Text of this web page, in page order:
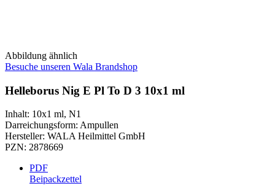
Abbildung ähnlich
Besuche unseren Wala Brandshop
Helleborus Nig E Pl To D 3 10x1 ml
Inhalt: 10x1 ml, N1
Darreichungsform: Ampullen
Hersteller: WALA Heilmittel GmbH
PZN: 2878669
PDF
Beipackzettel